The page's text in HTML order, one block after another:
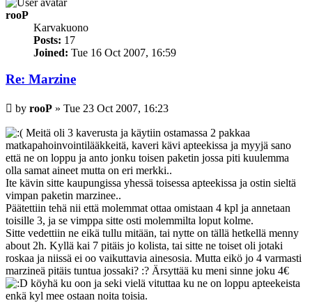
rooP
Karvakuono
Posts: 17
Joined: Tue 16 Oct 2007, 16:59
Re: Marzine
Post
by rooP » Tue 23 Oct 2007, 16:23
Meitä oli 3 kaverusta ja käytiin ostamassa 2 pakkaa
matkapahoinvointilääkkeitä, kaveri kävi apteekissa ja myyjä sano
että ne on loppu ja anto jonku toisen paketin jossa piti kuulemma
olla samat aineet mutta on eri merkki..
Ite kävin sitte kaupungissa yhessä toisessa apteekissa ja ostin sieltä
vimpan paketin marzinee..
Päätettiin tehä nii että molemmat ottaa omistaan 4 kpl ja annetaan
toisille 3, ja se vimppa sitte osti molemmilta loput kolme.
Sitte vedettiin ne eikä tullu mitään, tai nytte on tällä hetkellä menny
about 2h. Kyllä kai 7 pitäis jo kolista, tai sitte ne toiset oli jotaki
roskaa ja niissä ei oo vaikuttavia ainesosia. Mutta eikö jo 4 varmasti
marzineä pitäis tuntua jossaki? :? Ärsyttää ku meni sinne joku 4€
köyhä ku oon ja seki vielä vituttaa ku ne on loppu apteekeista
enkä kyl mee ostaan noita toisia.